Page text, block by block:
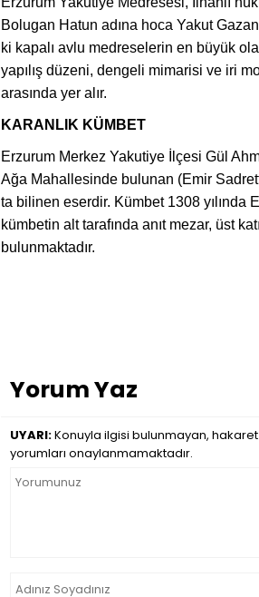
Bolugan Hatun adına hoca Yakut
ki kapalı avlu medreselerin en büyük
yapılış düzeni, dengeli mimarisi ve iri
arasında yer alır.
KARANLIK KÜMBET
Erzurum Merkez Yakutiye İlçesi Gül
Ağa Mahallesinde bulunan (Emir
ta bilinen eserdir. Kümbet 1308 yılında
kümbetin alt tarafında anıt mezar, üst
bulunmaktadır.
Yorum Yaz
UYARI:Konuyla ilgisi bulunmayan,
yorumları onaylanmamaktadır.